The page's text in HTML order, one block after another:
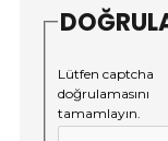
Lütfen captcha
doğrulamasını
tamamlayın.